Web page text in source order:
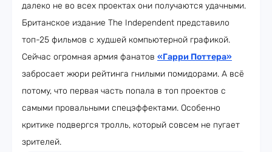
далеко не во всех проектах они получаются удачными.
Британское издание The Independent представило
топ-25 фильмов с худшей компьютерной графикой.
Сейчас огромная армия фанатов «Гарри Поттера»
забросает жюри рейтинга гнилыми помидорами. А всё
потому, что первая часть попала в топ проектов с
самыми провальными спецэффектами. Особенно
критике подвергся тролль, который совсем не пугает
зрителей.